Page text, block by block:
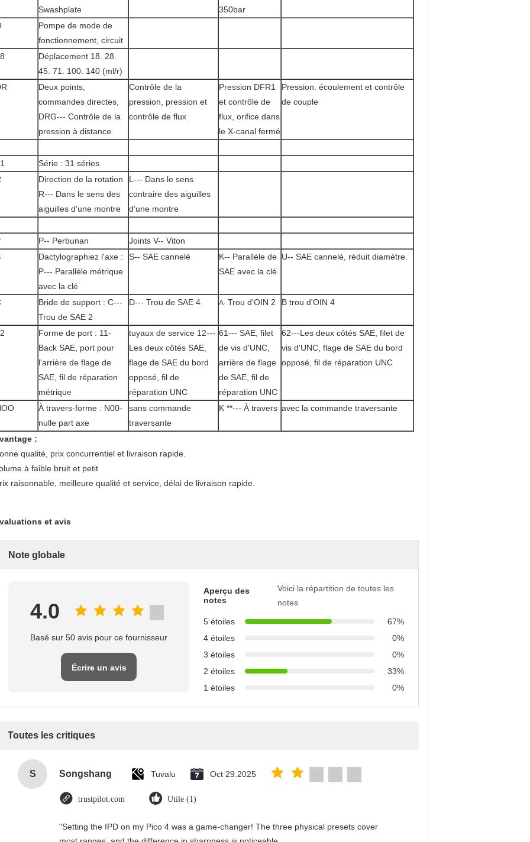
Swashplate
350bar
Pompe de mode de
fonctionnement, circuit
Déplacement 18. 28.
45. 71. 100. 140 (ml/r)
Deux points,
commandes directes,
DRG--- Contrôle de la
pression à distance
Contrôle de la
pression, pression et
contrôle de flux
Pression DFR1
et contrôle de
flux, orifice dans
le X-canal fermé
Pression. écoulement et contrôle
de couple
Série : 31 séries
Direction de la rotation
R--- Dans le sens des
aiguilles d'une montre
L--- Dans le sens
contraire des aiguilles
d'une montre
P-- Perbunan
Joints V-- Viton
Dactylographiez l'axe :
P--- Parallèle métrique
avec la clé
S-- SAE cannelé
K-- Parallèle de
SAE avec la clé
U-- SAE cannelé, réduit diamètre.
Bride de support : C---
Trou de SAE 2
D--- Trou de SAE 4 A- Trou d'OIN 2 B trou d'OIN 4
Forme de port : 11-
Back SAE, port pour
l'arrière de flage de
SAE, fil de réparation
métrique
tuyaux de service 12---
Les deux côtés SAE,
flage de SAE du bord
opposé, fil de
réparation UNC
61--- SAE, filet
de vis d'UNC,
arrière de flage
de SAE, fil de
réparation UNC
62---Les deux côtés SAE, filet de
vis d'UNC, flage de SAE du bord
opposé, fil de réparation UNC
À travers-forme : N00-
nulle part axe
sans commande
traversante
K **--- À travers avec la commande traversante
:
qualité, prix concurrentiel et livraison rapide.
à faible bruit et petit
raisonnable, meilleure qualité et service, délai de livraison rapide.
et avis
Note globale
4.0
Basé sur 50 avis pour ce fournisseur
Écrire un avis
Aperçu des
notes
Voici la répartition de toutes les
notes
5 étoiles
67%
4 étoiles
0%
3 étoiles
0%
2 étoiles
33%
1 étoiles
0%
Toutes les critiques
S Songshang Tuvalu Oct 29.2025
trustpilot.com Utile (1)
"Setting the IPD on my Pico 4 was a game-changer! The three physical presets cover